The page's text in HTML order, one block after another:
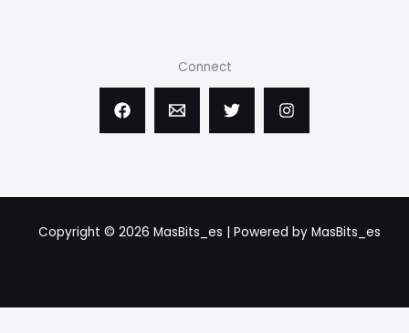
Connect
Copyright © 2026 MasBits_es | Powered by MasBits_es